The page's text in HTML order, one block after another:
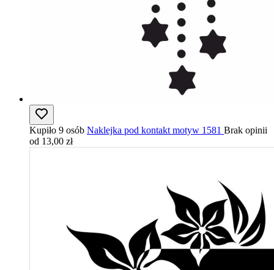
Kupiło 9 osób Naklejka pod kontakt motyw 1581 Brak opinii
od 13,00 zł